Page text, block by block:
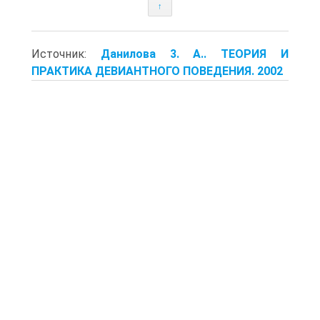
↑
Источник: Данилова 3. А.. ТЕОРИЯ И
ПРАКТИКА ДЕВИАНТНОГО ПОВЕДЕНИЯ. 2002